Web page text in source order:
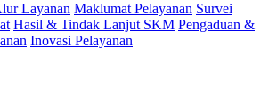
Layanan Maklumat Pelayanan Survei
Hasil & Tindak Lanjut SKM Pengaduan &
Inovasi Pelayanan